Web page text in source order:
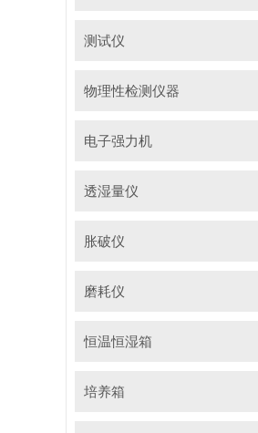
测试仪
物理性检测仪器
电子强力机
透湿量仪
胀破仪
磨耗仪
恒温恒湿箱
培养箱